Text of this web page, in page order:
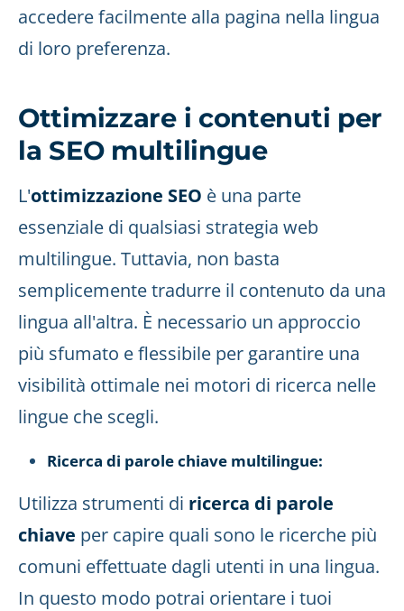
accedere facilmente alla pagina nella lingua
di loro preferenza.
Ottimizzare i contenuti per
la SEO multilingue
L'ottimizzazione SEO è una parte
essenziale di qualsiasi strategia web
multilingue. Tuttavia, non basta
semplicemente tradurre il contenuto da una
lingua all'altra. È necessario un approccio
più sfumato e flessibile per garantire una
visibilità ottimale nei motori di ricerca nelle
lingue che scegli.
Ricerca di parole chiave multilingue:
Utilizza strumenti di ricerca di parole
chiave per capire quali sono le ricerche più
comuni effettuate dagli utenti in una lingua.
In questo modo potrai orientare i tuoi